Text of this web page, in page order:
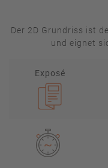
Der 2D Grundriss ist
und eignet
Exposé